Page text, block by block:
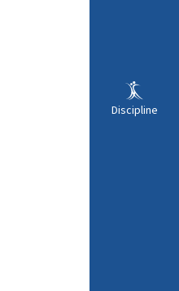
Discipline